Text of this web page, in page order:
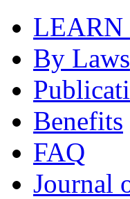
LEARN
By Laws
Benefits
FAQ
Journal